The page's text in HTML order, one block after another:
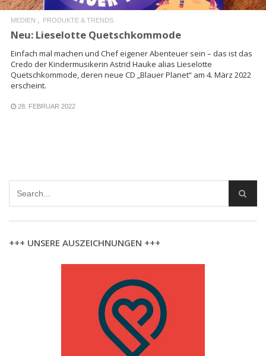
MEDIEN PRODUKTE & TRENDS
Neu: Lieselotte Quetschkommode
Einfach mal machen und Chef eigener Abenteuer sein – das ist das
Credo der Kindermusikerin Astrid Hauke alias Lieselotte
Quetschkommode, deren neue CD „Blauer Planet“ am 4. März 2022
erscheint.
28. FEBRUAR 2022
+++ UNSERE AUSZEICHNUNGEN +++